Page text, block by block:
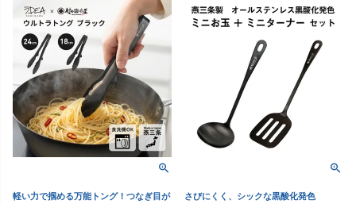
軽い力で掴める万能トング！つなぎ目が
さびにくく、シックな黒酸化発色